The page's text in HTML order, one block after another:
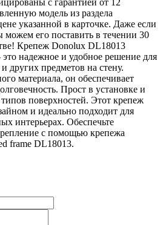
с гарантией от 12
модель из раздела
указанной в карточке. Даже если
можем его поставить в течении 30
Крепеж Donolux DL18013
надежное и удобное решение для
других предметов на стену.
материала, он обеспечивает
Прост в установке и
поверхностей. Этот крепеж
и идеально подходит для
интерьерах. Обеспечьте
с помощью крепежа
frame DL18013.